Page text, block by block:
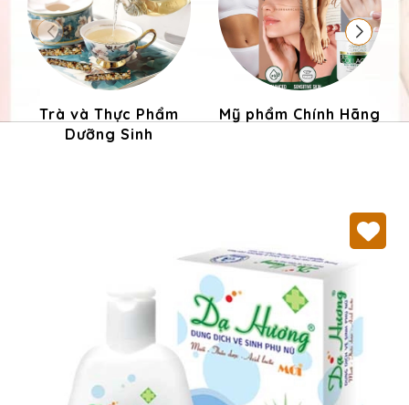
Trà và Thực Phẩm
Dưỡng Sinh
Mỹ phẩm Chính Hãng